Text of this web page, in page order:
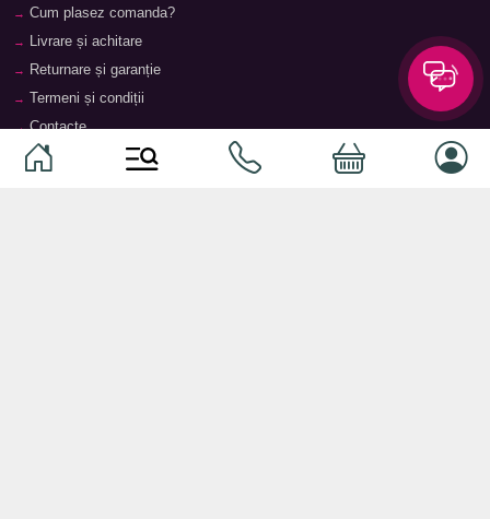
Cum plasez comanda?
Livrare și achitare
Returnare și garanție
Termeni și condiții
Contacte
Magazine